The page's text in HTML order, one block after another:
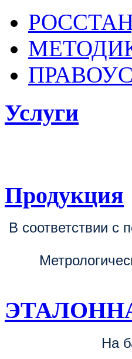
Услуги
Продукция
В соответствии
На